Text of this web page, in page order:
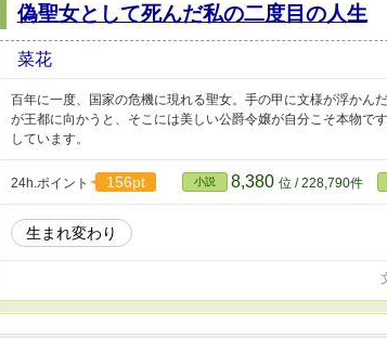
偽聖女として死んだ私の二度目の人生
菜花
百年に一度、国家の危機に現れる聖女。手の甲に文様が浮かん
が王都に向かうと、そこには美しい公爵令嬢が自分こそ本物
しています。
24h.ポイント 156pt 小説 8,380 位 / 228,790件
生まれ変わり